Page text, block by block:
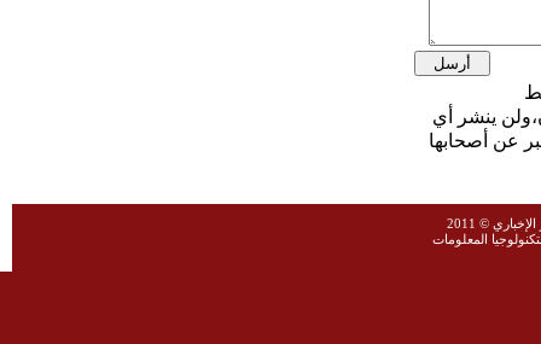
ينشر أي
عن أصحابها
© 2011
المعلومات